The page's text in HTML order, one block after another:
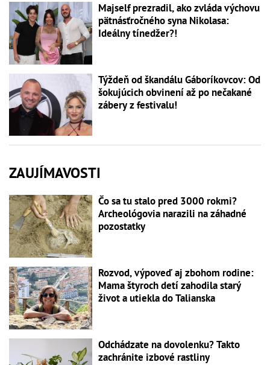
Majself prezradil, ako zvláda výchovu
pätnásťročného syna Nikolasa:
Ideálny tínedžer?!
Týždeň od škandálu Gáboríkovcov: Od
šokujúcich obvinení až po nečakané
zábery z festivalu!
ZAUJÍMAVOSTI
Čo sa tu stalo pred 3000 rokmi?
Archeológovia narazili na záhadné
pozostatky
Rozvod, výpoveď aj zbohom rodine:
Mama štyroch detí zahodila starý
život a utiekla do Talianska
Odchádzate na dovolenku? Takto
zachránite izbové rastliny